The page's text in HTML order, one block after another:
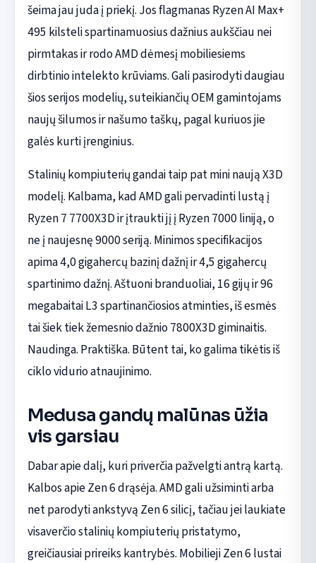
šeima jau juda į priekį. Jos flagmanas Ryzen AI Max+
495 kilsteli spartinamuosius dažnius aukščiau nei
pirmtakas ir rodo AMD dėmesį mobiliesiems
dirbtinio intelekto krūviams. Gali pasirodyti daugiau
šios serijos modelių, suteikiančių OEM gamintojams
naujų šilumos ir našumo taškų, pagal kuriuos jie
galės kurti įrenginius.
Stalinių kompiuterių gandai taip pat mini naują X3D
modelį. Kalbama, kad AMD gali pervadinti lustą į
Ryzen 7 7700X3D ir įtraukti jį į Ryzen 7000 liniją, o
ne į naujesnę 9000 seriją. Minimos specifikacijos
apima 4,0 gigahercų bazinį dažnį ir 4,5 gigahercų
spartinimo dažnį. Aštuoni branduoliai, 16 gijų ir 96
megabaitai L3 spartinančiosios atminties, iš esmės
tai šiek tiek žemesnio dažnio 7800X3D giminaitis.
Naudinga. Praktiška. Būtent tai, ko galima tikėtis iš
ciklo vidurio atnaujinimo.
Medusa gandų malūnas ūžia
vis garsiau
Dabar apie dalį, kuri priverčia pažvelgti antrą kartą.
Kalbos apie Zen 6 drąsėja. AMD gali užsiminti arba
net parodyti ankstyvą Zen 6 silicį, tačiau jei laukiate
visaverčio stalinių kompiuterių pristatymo,
greičiausiai prireiks kantrybės. Mobilieji Zen 6 lustai